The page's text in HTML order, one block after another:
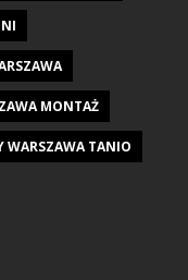
MONTAŻ
WARSZAWA TANIO